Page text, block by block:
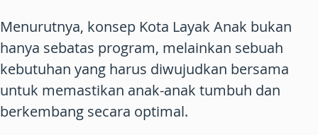
Menurutnya, konsep Kota Layak Anak bukan
hanya sebatas program, melainkan sebuah
kebutuhan yang harus diwujudkan bersama
untuk memastikan anak-anak tumbuh dan
berkembang secara optimal.